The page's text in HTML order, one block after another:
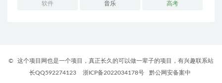
软件 音乐 高考
©
这个项目网也是一个项目，真正长久的可以做一辈子的项目，有兴趣联系站
长QQ592274123
浙ICP备2022034178号 黔公网安备案中